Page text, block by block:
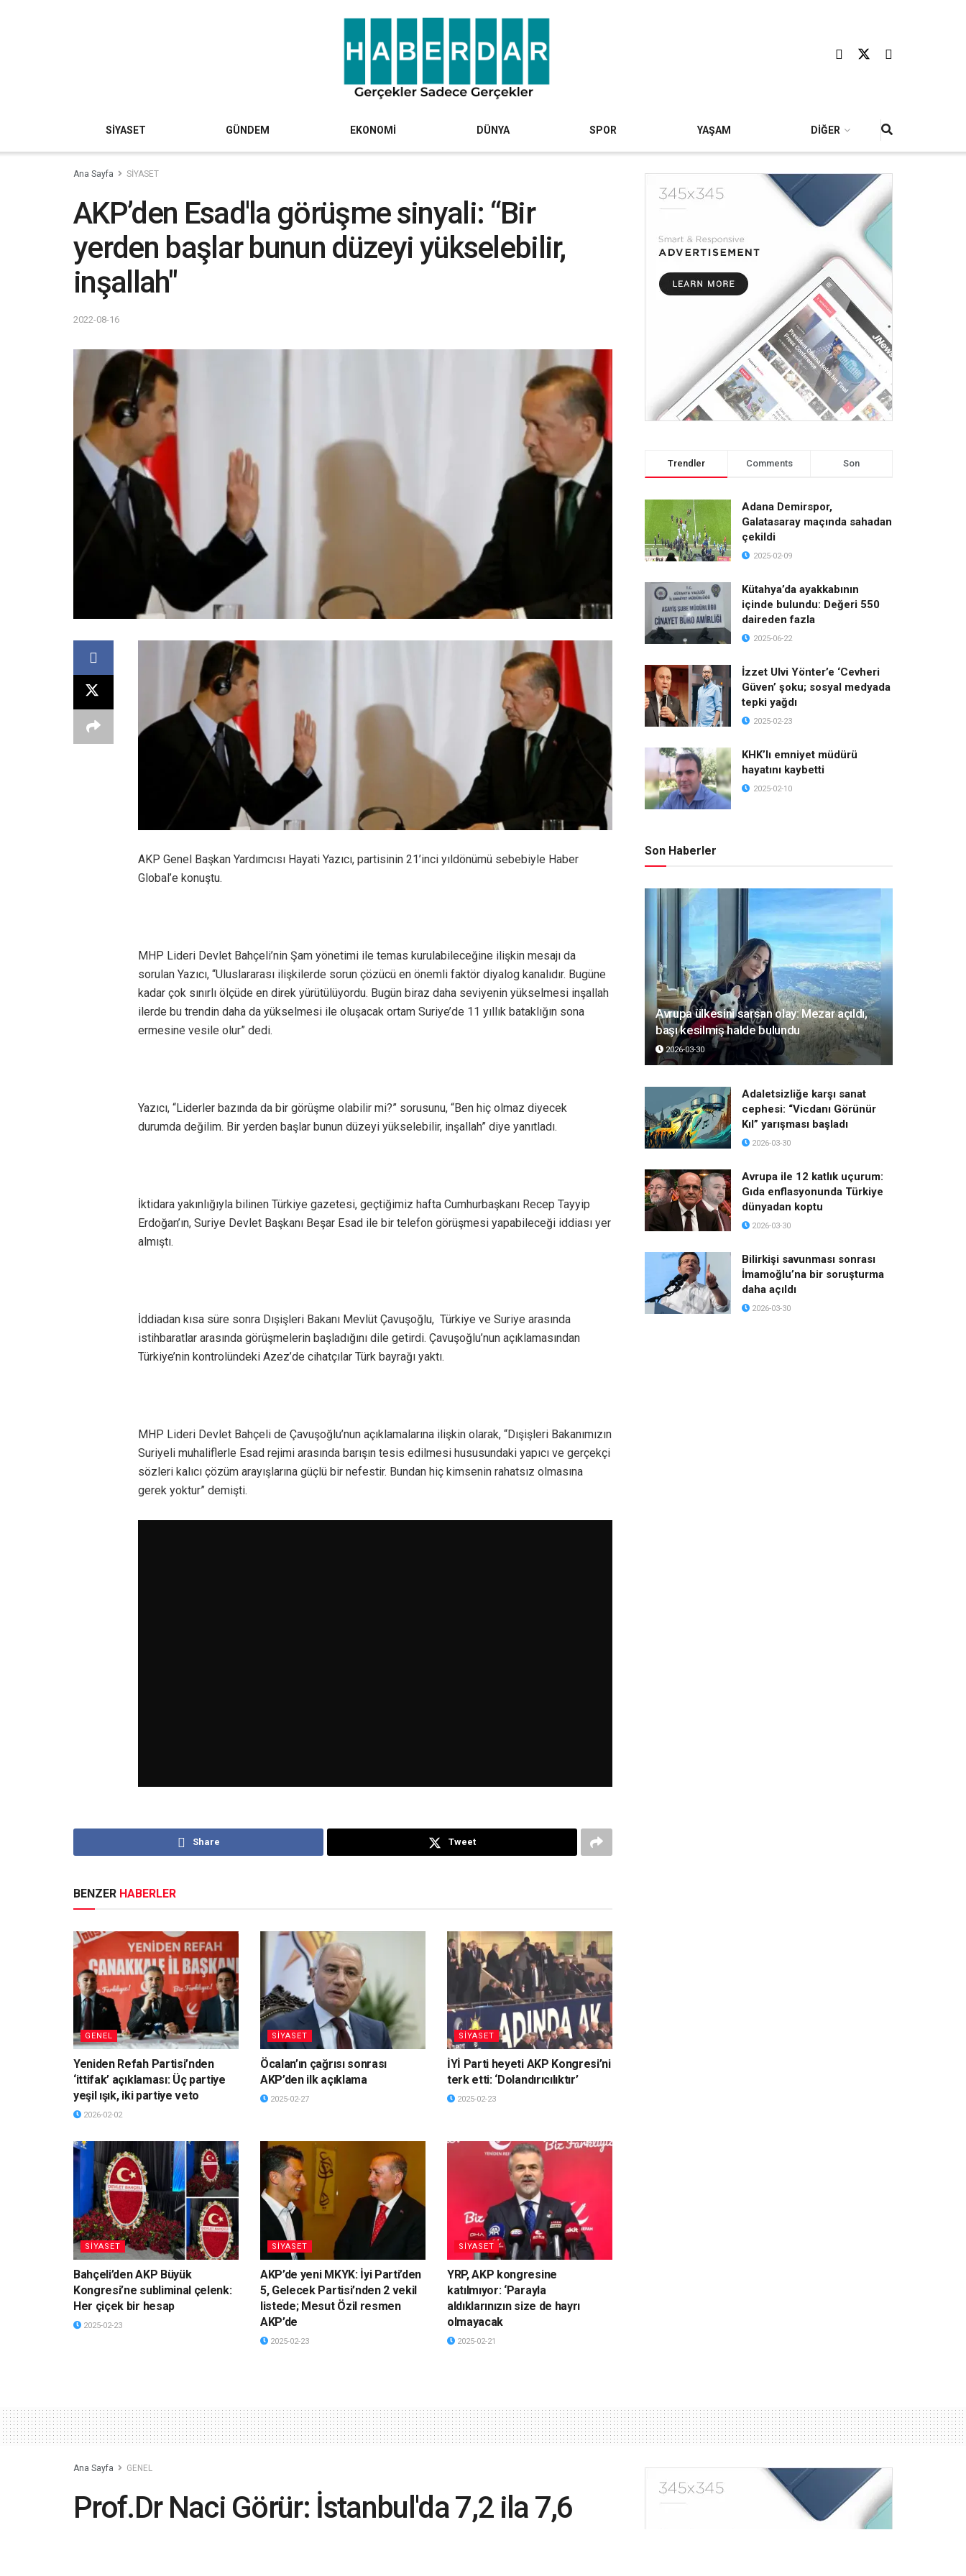
SİYASET GÜNDEM EKONOMİ DÜNYA SPOR YAŞAM DİĞER
Ana Sayfa SİYASET
AKP’den Esad'la görüşme sinyali: “Bir
yerden başlar bunun düzeyi yükselebilir,
inşallah"
2022-08-16
AKP Genel Başkan Yardımcısı Hayati Yazıcı, partisinin 21’inci yıldönümü sebebiyle Haber
Global’e konuştu.
MHP Lideri Devlet Bahçeli’nin Şam yönetimi ile temas kurulabileceğine ilişkin mesajı da
sorulan Yazıcı, “Uluslararası ilişkilerde sorun çözücü en önemli faktör diyalog kanalıdır. Bugüne
kadar çok sınırlı ölçüde en direk yürütülüyordu. Bugün biraz daha seviyenin yükselmesi inşallah
ilerde bu trendin daha da yükselmesi ile oluşacak ortam Suriye’de 11 yıllık bataklığın sona
ermesine vesile olur” dedi.
Yazıcı, “Liderler bazında da bir görüşme olabilir mi?” sorusunu, “Ben hiç olmaz diyecek
durumda değilim. Bir yerden başlar bunun düzeyi yükselebilir, inşallah” diye yanıtladı.
İktidara yakınlığıyla bilinen Türkiye gazetesi, geçtiğimiz hafta Cumhurbaşkanı Recep Tayyip
Erdoğan’ın, Suriye Devlet Başkanı Beşar Esad ile bir telefon görüşmesi yapabileceği iddiası yer
almıştı.
İddiadan kısa süre sonra Dışişleri Bakanı Mevlüt Çavuşoğlu, Türkiye ve Suriye arasında
istihbaratlar arasında görüşmelerin başladığını dile getirdi. Çavuşoğlu’nun açıklamasından
Türkiye’nin kontrolündeki Azez’de cihatçılar Türk bayrağı yaktı.
MHP Lideri Devlet Bahçeli de Çavuşoğlu’nun açıklamalarına ilişkin olarak, “Dışişleri Bakanımızın
Suriyeli muhaliflerle Esad rejimi arasında barışın tesis edilmesi hususundaki yapıcı ve gerçekçi
sözleri kalıcı çözüm arayışlarına güçlü bir nefestir. Bundan hiç kimsenin rahatsız olmasına
gerek yoktur” demişti.
Share Tweet
BENZER HABERLER
GENEL
Yeniden Refah Partisi’nden
‘ittifak’ açıklaması: Üç partiye
yeşil ışık, iki partiye veto
2026-02-02
SİYASET
Öcalan’ın çağrısı sonrası
AKP’den ilk açıklama
2025-02-27
SİYASET
İYİ Parti heyeti AKP Kongresi’ni
terk etti: ‘Dolandırıcılıktır’
2025-02-23
SİYASET
Bahçeli’den AKP Büyük
Kongresi’ne subliminal çelenk:
Her çiçek bir hesap
2025-02-23
SİYASET
AKP’de yeni MKYK: İyi Parti’den
5, Gelecek Partisi’nden 2 vekil
listede; Mesut Özil resmen
AKP’de
2025-02-23
SİYASET
YRP, AKP kongresine
katılmıyor: ‘Parayla
aldıklarınızın size de hayrı
olmayacak
2025-02-21
Trendler Comments Son
Adana Demirspor,
Galatasaray maçında sahadan
çekildi
2025-02-09
Kütahya’da ayakkabının
içinde bulundu: Değeri 550
daireden fazla
2025-06-22
İzzet Ulvi Yönter’e ‘Cevheri
Güven’ şoku; sosyal medyada
tepki yağdı
2025-02-23
KHK’lı emniyet müdürü
hayatını kaybetti
2025-02-10
Son Haberler
Avrupa ülkesini sarsan olay: Mezar açıldı,
başı kesilmiş halde bulundu
2026-03-30
Adaletsizliğe karşı sanat
cephesi: “Vicdanı Görünür
Kıl” yarışması başladı
2026-03-30
Avrupa ile 12 katlık uçurum:
Gıda enflasyonunda Türkiye
dünyadan koptu
2026-03-30
Bilirkişi savunması sonrası
İmamoğlu’na bir soruşturma
daha açıldı
2026-03-30
Ana Sayfa GENEL
Prof.Dr Naci Görür: İstanbul'da 7,2 ila 7,6